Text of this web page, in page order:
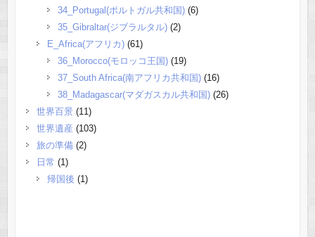
34_Portugal(ポルトガル共和国)(6)
35_Gibraltar(ジブラルタル)(2)
E_Africa(アフリカ)(61)
36_Morocco(モロッコ王国)(19)
37_South Africa(南アフリカ共和国)(16)
38_Madagascar(マダガスカル共和国)(26)
世界百景(11)
世界遺産 (103)
旅の準備(2)
日常 (1)
帰国後 (1)